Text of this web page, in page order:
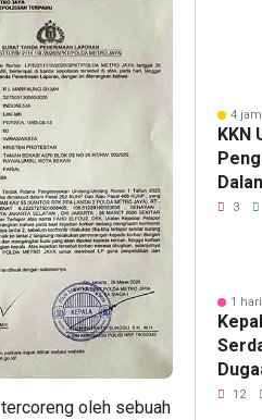
oleh sebuah
4
KKN
Pikir
3
1
12